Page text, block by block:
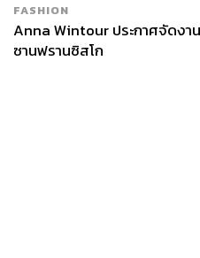
ส่วนกาแฟจะใช้เมล็ดเดียวกับ
เราอยากให้ลองเมนูซิกเนเจอ
โดยเฉพาะHyped Highball
FASHION
Anna Wintour ประกาศจัดงา
ซานฟรานซิสโก